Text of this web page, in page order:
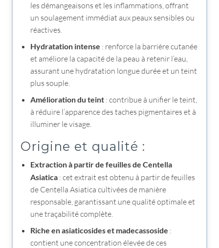
les démangeaisons et les inflammations, offrant
un soulagement immédiat aux peaux sensibles ou
réactives.
Hydratation intense : renforce la barrière cutanée
et améliore la capacité de la peau à retenir l’eau,
assurant une hydratation longue durée et un teint
plus souple.
Amélioration du teint : contribue à unifier le teint,
à réduire l’apparence des taches pigmentaires et à
illuminer le visage.
Origine et qualité :
Extraction à partir de feuilles de Centella
Asiatica : cet extrait est obtenu à partir de feuilles
de Centella Asiatica cultivées de manière
responsable, garantissant une qualité optimale et
une traçabilité complète.
Riche en asiaticosides et madecassoside :
contient une concentration élevée de ces